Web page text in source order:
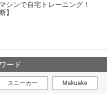
シンで自宅トレーニング！
】
ード
スニーカー Makuake